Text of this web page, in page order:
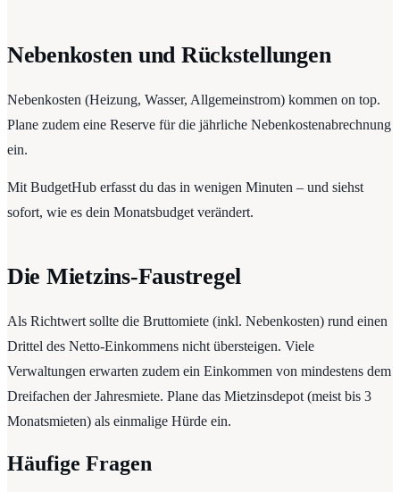
Nebenkosten und Rückstellungen
Nebenkosten (Heizung, Wasser, Allgemeinstrom) kommen on top.
Plane zudem eine Reserve für die jährliche Nebenkostenabrechnung
ein.
Mit BudgetHub erfasst du das in wenigen Minuten – und siehst
sofort, wie es dein Monatsbudget verändert.
Die Mietzins-Faustregel
Als Richtwert sollte die Bruttomiete (inkl. Nebenkosten) rund einen
Drittel des Netto-Einkommens nicht übersteigen. Viele
Verwaltungen erwarten zudem ein Einkommen von mindestens dem
Dreifachen der Jahresmiete. Plane das Mietzinsdepot (meist bis 3
Monatsmieten) als einmalige Hürde ein.
Häufige Fragen